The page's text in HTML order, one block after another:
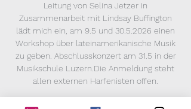
Leitung von Selina Jetzer in
Zusammenarbeit mit Lindsay Buffington
lädt mich ein, am 9.5 und 30.5.2026 einen
Workshop über lateinamerikanische Musik
zu geben. Abschlusskonzert am 31.5 in der
Musikschule Luzern.Die Anmeldung steht
allen externen Harfenisten offen.